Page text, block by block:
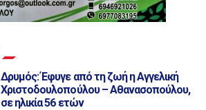
Δρυμός: Έφυγε από τη ζωή η Αγγελική
Χριστοδουλοπούλου – Αθανασοπούλου,
σε ηλικία 56 ετών